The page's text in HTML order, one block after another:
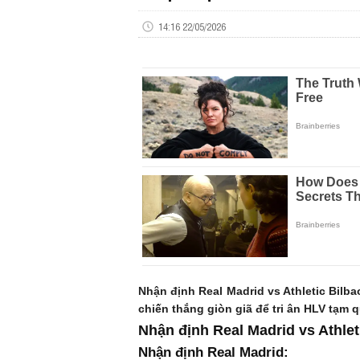
14:16 22/05/2026
Nhận định Real Madrid vs Athletic
chiến thắng giòn giã để tri ân HLV tạm
Nhận định Real Madrid vs
Nhận định Real Madrid: